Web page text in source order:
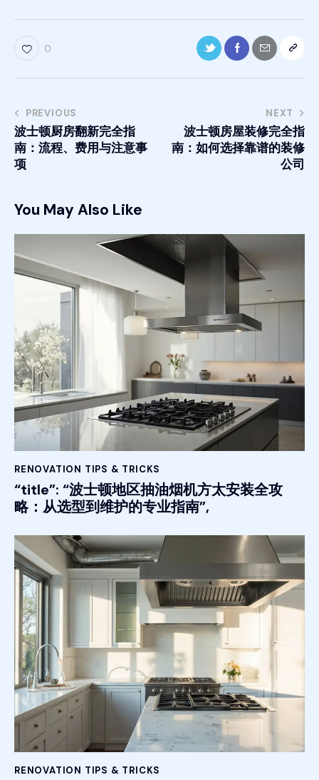
0
PREVIOUS
波士顿厨房翻新完全指
南：流程、费用与注意事
项
NEXT
波士顿房屋装修完全指
南：如何选择靠谱的装修
公司
You May Also Like
RENOVATION TIPS & TRICKS
“title”: “波士顿地区抽油烟机方太安装全攻
略：从选型到维护的专业指南”,
RENOVATION TIPS & TRICKS